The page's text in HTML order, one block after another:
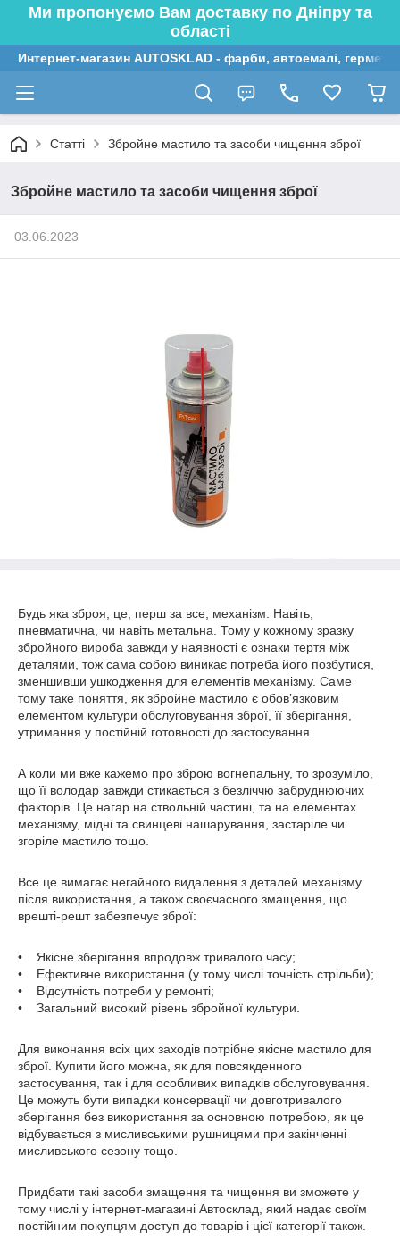
Ми пропонуємо Вам доставку по Дніпру та
області
Интернет-магазин AUTOSKLAD - фарби, автоемалі,
Статті Збройне мастило та засоби чищення зброї
Збройне мастило та засоби чищення зброї
03.06.2023
Будь яка зброя, це, перш за все, механізм. Навіть,
пневматична, чи навіть метальна. Тому у кожному зразку
збройного вироба завжди у наявності є ознаки тертя між
деталями, тож сама собою виникає потреба його позбутися,
зменшивши ушкодження для елементів механізму. Саме
тому таке поняття, як збройне мастило є обов’язковим
елементом культури обслуговування зброї, її зберігання,
утримання у постійній готовності до застосування.
А коли ми вже кажемо про зброю вогнепальну, то зрозуміло,
що її володар завжди стикається з безліччю забруднюючих
факторів. Це нагар на ствольній частині, та на елементах
механізму, мідні та свинцеві нашарування, застаріле чи
згоріле мастило тощо.
Все це вимагає негайного видалення з деталей механізму
після використання, а також своєчасного змащення, що
врешті-решт забезпечує зброї:
• Якісне зберігання впродовж тривалого часу;
• Ефективне використання (у тому числі точність стрільби);
• Відсутність потреби у ремонті;
• Загальний високий рівень збройної культури.
Для виконання всіх цих заходів потрібне якісне мастило для
зброї. Купити його можна, як для повсякденного
застосування, так і для особливих випадків обслуговування.
Це можуть бути випадки консервації чи довготривалого
зберігання без використання за основною потребою, як це
відбувається з мисливськими рушницями при закінченні
мисливського сезону тощо.
Придбати такі засоби змащення та чищення ви зможете у
тому числі у інтернет-магазині Автосклад, який надає своїм
постійним покупцям доступ до товарів і цієї категорії також.